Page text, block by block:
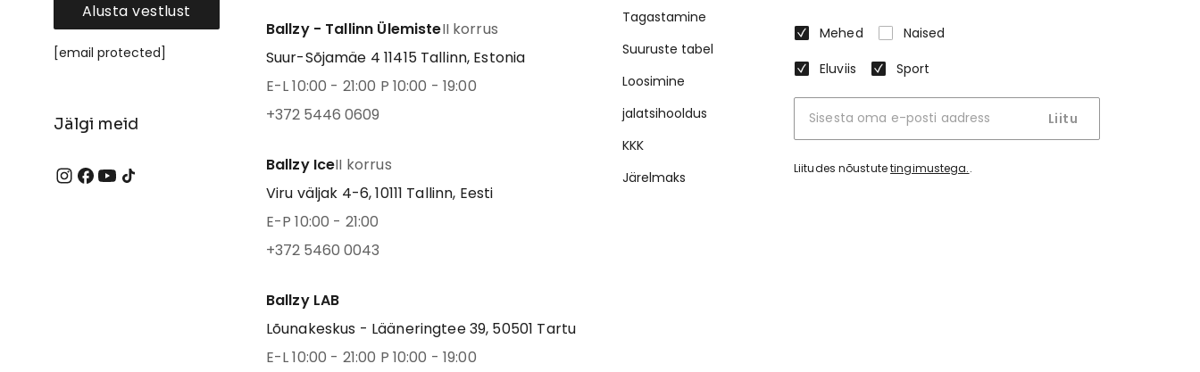
Alusta vestlust
[email protected]
Jälgi meid
Ballzy - Tallinn ÜlemisteII korrus
Suur-Sõjamäe 4 11415 Tallinn, Estonia
E-L 10:00 - 21:00 P 10:00 - 19:00
+372 5446 0609
Ballzy IceII korrus
Viru väljak 4-6, 10111 Tallinn, Eesti
E-P 10:00 - 21:00
+372 5460 0043
Ballzy LAB
Lõunakeskus - Lääneringtee 39, 50501 Tartu
E-L 10:00 - 21:00 P 10:00 - 19:00
Tagastamine
Suuruste tabel
Loosimine
jalatsihooldus
KKK
Järelmaks
Mehed
Naised
Eluviis
Sport
Liitu
Liitudes nõustutetingimustega..